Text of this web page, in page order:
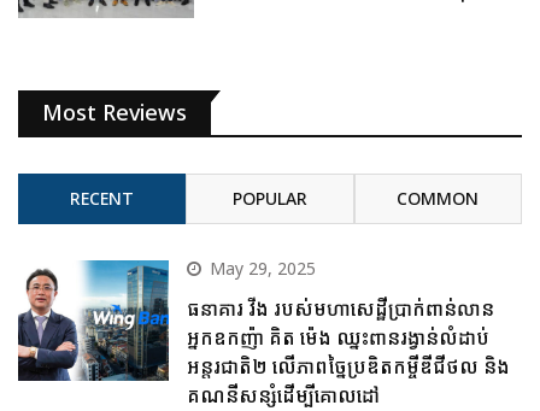
Most Reviews
RECENT POPULAR COMMON
May 29, 2025
ធនាគារ វីង របស់មហាសេដ្ឋីប្រាក់ពាន់លាន
អ្នកឧកញ៉ា គិត ម៉េង ឈ្នះពានរង្វាន់លំដាប់
អន្តរជាតិ២ លើភាពច្នៃប្រឌិតកម្ចីឌីជីថល និង
គណនីសន្សំដើម្បីគោលដៅ